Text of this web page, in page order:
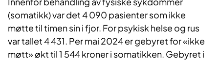
(somatikk) var det 4 090 pasienter som ikke
møtte til timen sin i fjor. For psykisk helse og rus
var tallet 4 431. Per mai 2024 er gebyret for «ikke
møtt» økt til 1 544 kroner i somatikken. Gebyret i